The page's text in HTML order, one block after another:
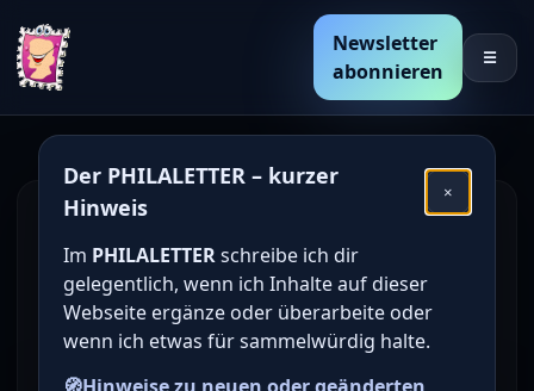
Newsletter
abonnieren
☰
Der PHILALETTER – kurzer
Hinweis
×
Im PHILALETTERschreibe ich dir
gelegentlich, wenn ich Inhalte auf dieser
Webseite ergänze oder überarbeite oder
wenn ich etwas für sammelwürdig halte.
Den Katalogwert von
deutschen Briefmarken
online bestimmen /
ermitteln